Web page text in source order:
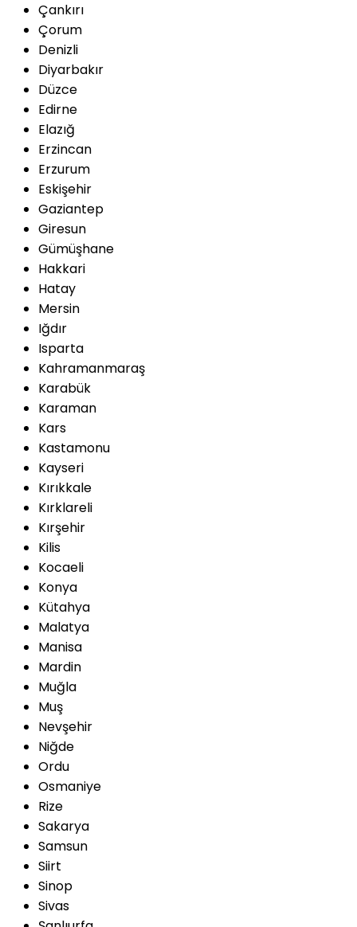
Çankırı
Çorum
Denizli
Diyarbakır
Düzce
Edirne
Elazığ
Erzincan
Erzurum
Eskişehir
Gaziantep
Giresun
Gümüşhane
Hakkari
Hatay
Mersin
Iğdır
Isparta
Kahramanmaraş
Karabük
Karaman
Kars
Kastamonu
Kayseri
Kırıkkale
Kırklareli
Kırşehir
Kilis
Kocaeli
Konya
Kütahya
Malatya
Manisa
Mardin
Muğla
Muş
Nevşehir
Niğde
Ordu
Osmaniye
Rize
Sakarya
Samsun
Siirt
Sinop
Sivas